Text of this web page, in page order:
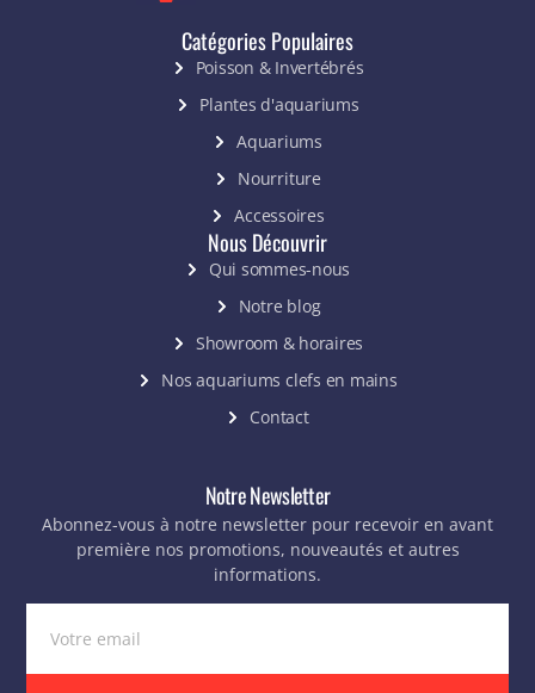
Catégories Populaires
Poisson & Invertébrés
Plantes d'aquariums
Aquariums
Nourriture
Accessoires
Nous Découvrir
Qui sommes-nous
Notre blog
Showroom & horaires
Nos aquariums clefs en mains
Contact
Notre Newsletter
Abonnez-vous à notre newsletter pour recevoir en avant
première nos promotions, nouveautés et autres
informations.